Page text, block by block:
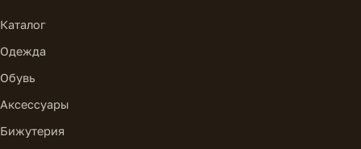
Каталог
Одежда
Обувь
Аксессуары
Бижутерия